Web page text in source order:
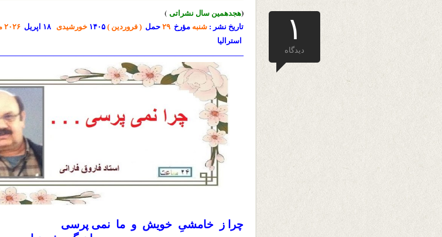
۱
دیدگاه
(هجدهمین سال نشراتی )
تاریخ نشر : شنبه مؤرخ ۲۹ حمل ( فروردین ) ۱۴۰۵ خورشیدی ۱۸ اپریل
استرالیا
چرا ز خامشیِ خویش و ما نمی پرسی